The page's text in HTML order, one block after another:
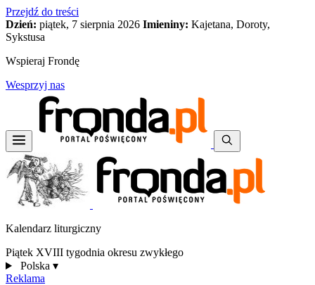
Przejdź do treści
Dzień: piątek, 7 sierpnia 2026 Imieniny: Kajetana, Doroty,
Sykstusa
Wspieraj Frondę
Wesprzyj nas
Kalendarz liturgiczny
Piątek XVIII tygodnia okresu zwykłego
Polska ▾
Reklama